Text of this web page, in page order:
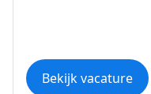
Bekijk vacature